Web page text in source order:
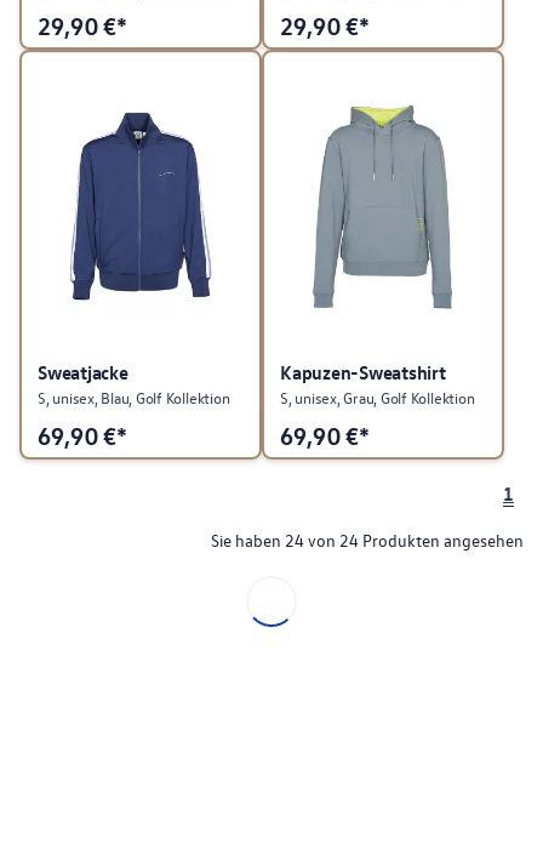
29,90€* 29,90€*
Sweatjacke
S, unisex, Blau, Golf Kollektion
69,90€*
Kapuzen-Sweatshirt
S, unisex, Grau, Golf Kollektion
69,90€*
1
Sie haben 24 von 24 Produkten angesehen